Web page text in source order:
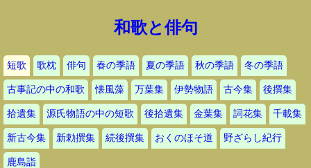
和歌と俳句
短歌 歌枕 俳句 春の季語 夏の季語 秋の季語 冬の季語
古事記の中の和歌 懐風藻 万葉集 伊勢物語 古今集 後撰集
拾遺集 源氏物語の中の短歌 後拾遺集 金葉集 詞花集 千載集
新古今集 新勅撰集 続後撰集 おくのほそ道 野ざらし紀行
鹿島詣